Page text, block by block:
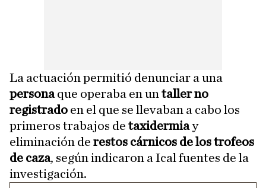
La actuación permitió denunciar a una
personaque operaba en un taller no
registrado en el que se llevaban a cabo los
primeros trabajos de taxidermiay
eliminación de restos cárnicos de los trofeos
de caza, según indicaron a Ical fuentes de la
investigación.